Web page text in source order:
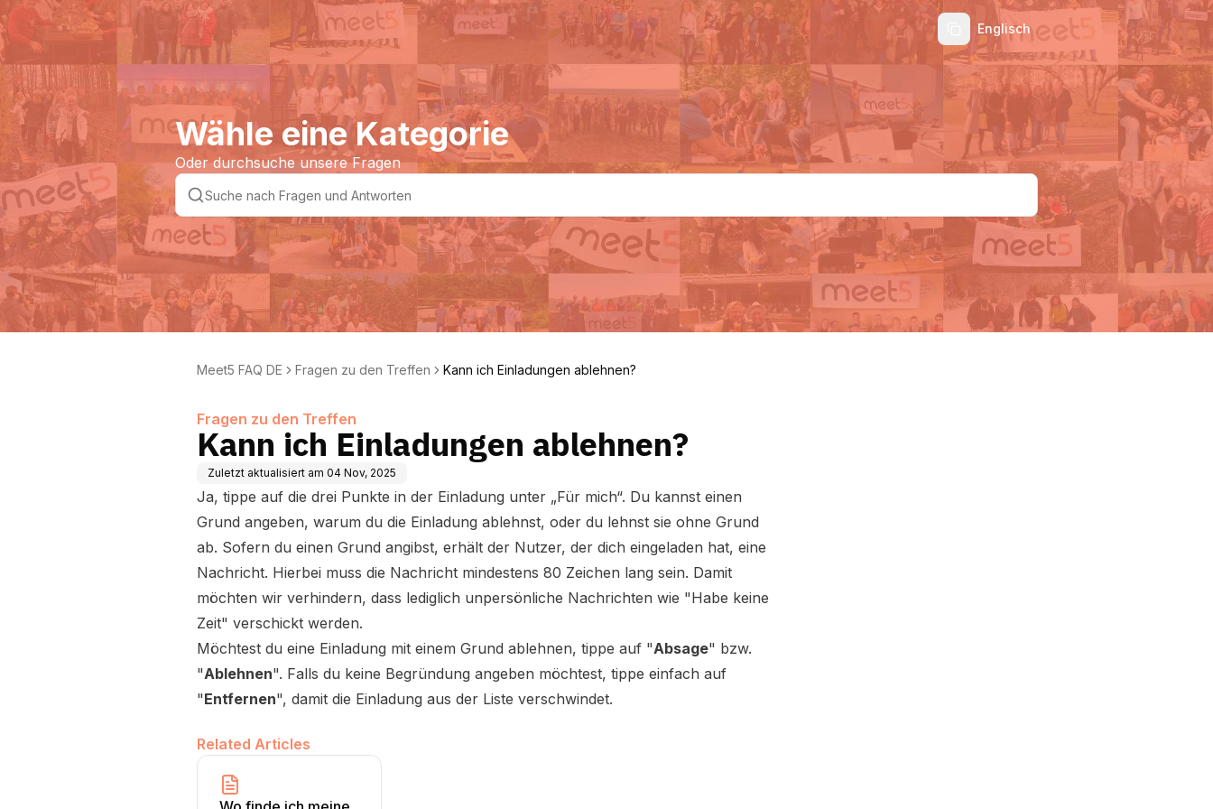
Englisch
Wähle eine Kategorie
Oder durchsuche unsere Fragen
Meet5 FAQ DE Fragen zu den Treffen Kann ich Einladungen ablehnen?
Fragen zu den Treffen
Kann ich Einladungen ablehnen?
Zuletzt aktualisiert am 04 Nov, 2025
Ja, tippe auf die drei Punkte in der Einladung unter „Für mich“. Du kannst einen
Grund angeben, warum du die Einladung ablehnst, oder du lehnst sie ohne Grund
ab. Sofern du einen Grund angibst, erhält der Nutzer, der dich eingeladen hat, eine
Nachricht. Hierbei muss die Nachricht mindestens 80 Zeichen lang sein. Damit
möchten wir verhindern, dass lediglich unpersönliche Nachrichten wie "Habe keine
Zeit" verschickt werden.
Möchtest du eine Einladung mit einem Grund ablehnen, tippe auf "Absage" bzw.
"Ablehnen". Falls du keine Begründung angeben möchtest, tippe einfach auf
"Entfernen", damit die Einladung aus der Liste verschwindet.
Related Articles